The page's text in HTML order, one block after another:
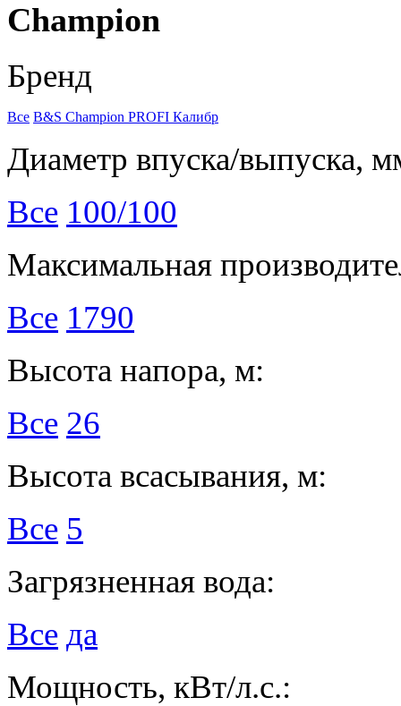
Champion
Бренд
Все B&S Champion PROFI Калибр
Диаметр впуска/выпуска,
Все 100/100
Максимальная
Все 1790
Высота напора, м:
Все 26
Высота всасывания, м:
Все 5
Загрязненная вода:
Все да
Мощность, кВт/л.с.: